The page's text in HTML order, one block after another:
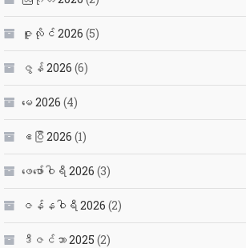
ဇူလိုင် 2026 (5)
ဇွန် 2026 (6)
မေ 2026 (4)
ဧပြီ 2026 (1)
ဖေ‌ဖော်ဝါရီ 2026 (3)
ဇန်နဝါရီ 2026 (2)
ဒီဇင်ဘာ 2025 (2)